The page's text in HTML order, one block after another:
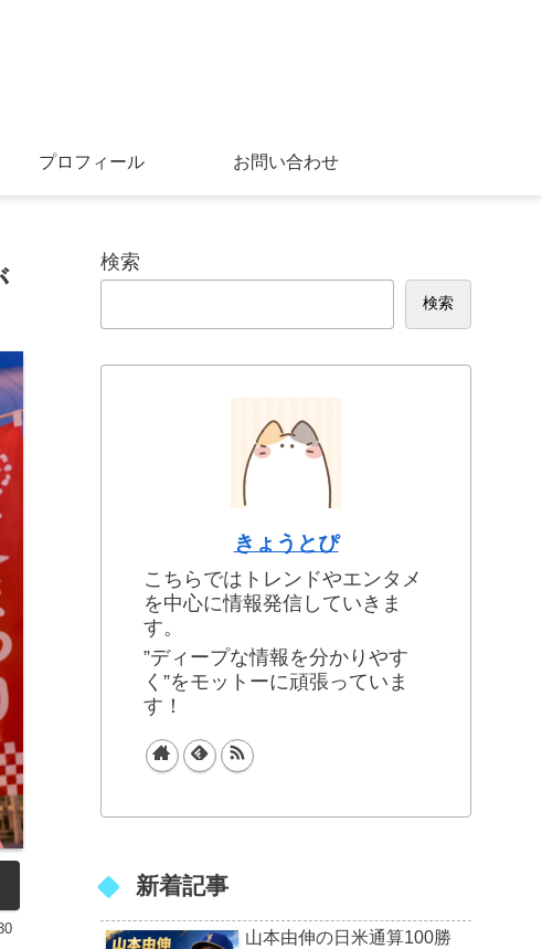
プロフィール お問い合わせ
検索
検索
きょうとぴ
こちらではトレンドやエンタメ
を中心に情報発信していきま
す。
”ディープな情報を分かりやす
く”をモットーに頑張っていま
す！
新着記事
山本由伸の日米通算100勝